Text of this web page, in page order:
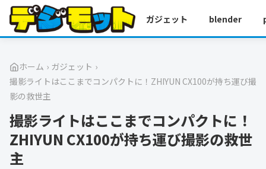
ガジェット blender
ホーム › ガジェット ›
撮影ライトはここまでコンパクトに！ZHIYUN CX100が持ち運び撮
影の救世主
撮影ライトはここまでコンパクトに！
ZHIYUN CX100が持ち運び撮影の救世
主